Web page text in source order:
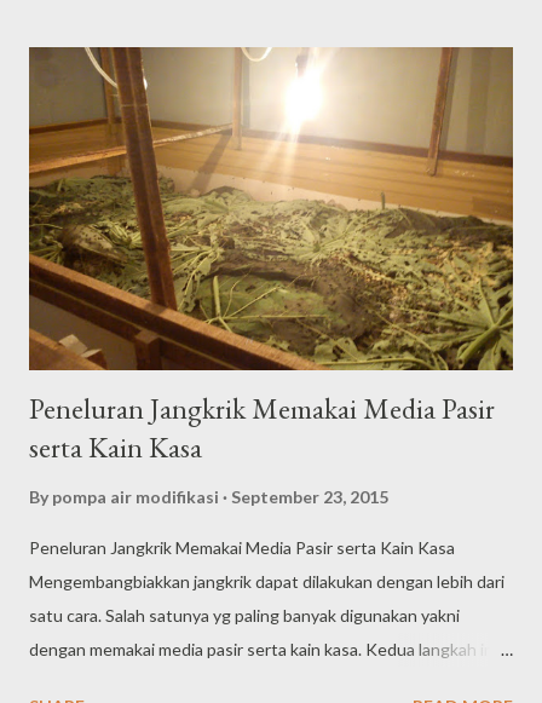
Jangkrik juga di percayai punya kandungan protein yg benar-
benar tinggi yg sanggup menukar makanan yg umum mereka
mengonsumsi di habitat asli mereka. Banyak fungsi yg dapat
diperoleh dari jangkrik ini. Salah satunya merawat kesehatan
hewan, bikin hewan selamanya lincah (tidak lemas) serta
sempurna, serta buat burung, kicauannya dapat jadi tambah
merdu serta nyaring. Berkenaan kandungan dalam jangkrik,
selanjutnya kami kasih data komplet terkait kandungan n...
Peneluran Jangkrik Memakai Media Pasir
serta Kain Kasa
By pompa air modifikasi September 23, 2015
Peneluran Jangkrik Memakai Media Pasir serta Kain Kasa
Mengembangbiakkan jangkrik dapat dilakukan dengan lebih dari
satu cara. Salah satunya yg paling banyak digunakan yakni
dengan memakai media pasir serta kain kasa. Kedua langkah ini